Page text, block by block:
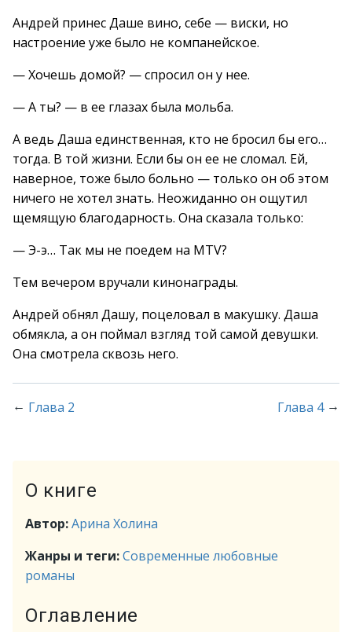
Андрей принес Даше вино, себе — виски, но
настроение уже было не компанейское.
— Хочешь домой? — спросил он у нее.
— А ты? — в ее глазах была мольба.
А ведь Даша единственная, кто не бросил бы его…
тогда. В той жизни. Если бы он ее не сломал. Ей,
наверное, тоже было больно — только он об этом
ничего не хотел знать. Неожиданно он ощутил
щемящую благодарность. Она сказала только:
— Э-э… Так мы не поедем на MTV?
Тем вечером вручали кинонаграды.
Андрей обнял Дашу, поцеловал в макушку. Даша
обмякла, а он поймал взгляд той самой девушки.
Она смотрела сквозь него.
Глава 4 →
← Глава 2
О книге
Автор:Арина Холина
Жанры и теги:Современные любовные
романы
Оглавление